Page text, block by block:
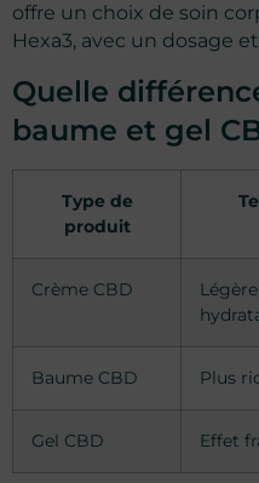
offre un choix de soin
Hexa3, avec un dosage
Quelle
baume et gel
Type de
produit
Crème CBD
Légère,
Baume CBD Plus
Gel CBD Effet